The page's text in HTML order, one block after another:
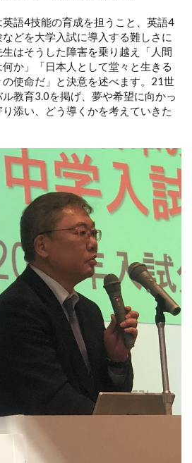
語4技能の育成を担うこと、英語4
どを大学入試に導入する難しさに
はそうした障害を乗り越え「人間
か」「日本人として堂々と生きる
使命だ」と決意を述べます。21世
教育3.0を掲げ、夢や希望に向かっ
添い、どう導くかを考えていきた